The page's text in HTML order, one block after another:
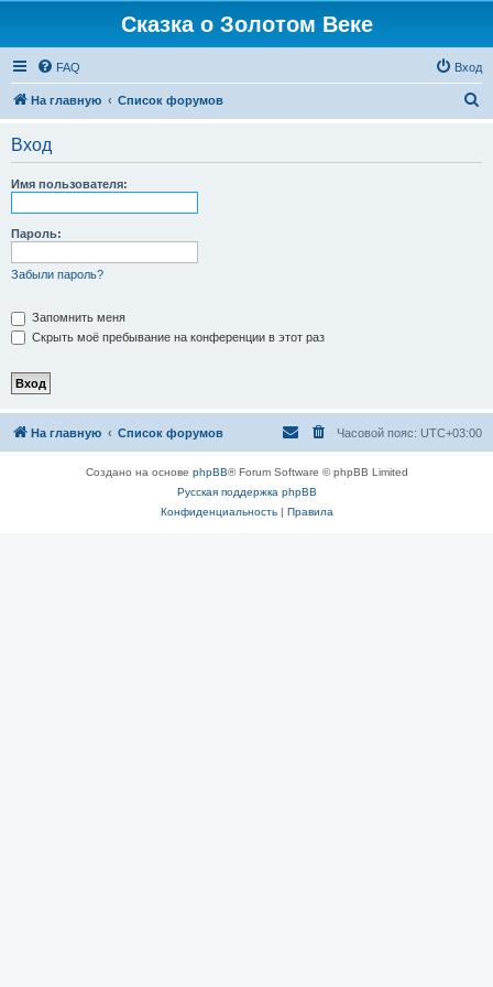
Сказка о Золотом Веке
FAQ Вход
На главную Список форумов
Вход
Имя пользователя:
Пароль:
Забыли пароль?
Запомнить меня
Скрыть моё пребывание на конференции в этот раз
На главную Список форумов Часовой пояс: UTC+03:00
Создано на основе phpBB® Forum Software © phpBB Limited
Русская поддержка phpBB
Конфиденциальность| Правила